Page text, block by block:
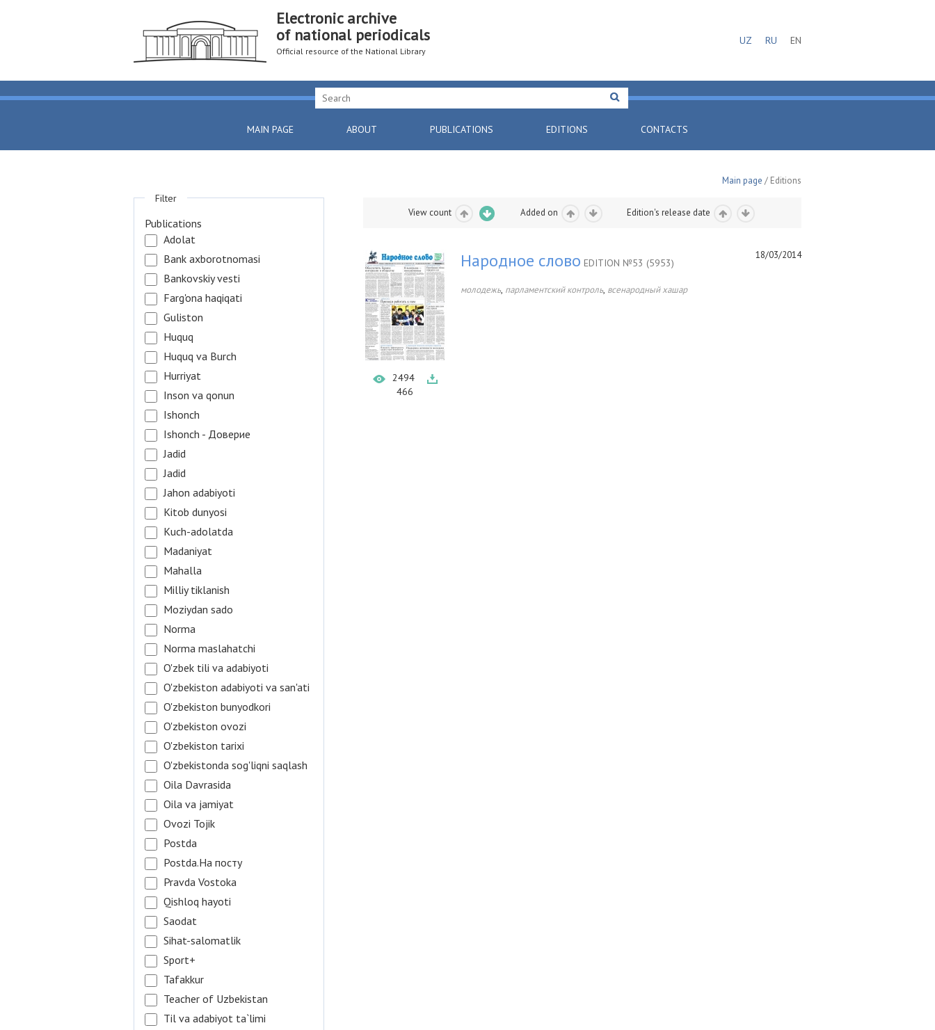
Electronic archive
of national periodicals
Official resource of the National Library
UZ RU EN
MAIN PAGE ABOUT PUBLICATIONS EDITIONS CONTACTS
Main page / Editions
View count Added on Edition's release date
2494
466
18/03/2014
Народное слово EDITION №53 (5953)
молодежь, парламентский контроль, всенародный хашар
Filter
Publications
Adolat
Bank axborotnomasi
Bankovskiy vesti
Farg'ona haqiqati
Guliston
Huquq
Huquq va Burch
Hurriyat
Inson va qonun
Ishonch
Ishonch - Доверие
Jadid
Jadid
Jahon adabiyoti
Kitob dunyosi
Kuch-adolatda
Madaniyat
Mahalla
Milliy tiklanish
Moziydan sado
Norma
Norma maslahatchi
O'zbek tili va adabiyoti
O'zbekiston adabiyoti va san'ati
O'zbekiston bunyodkori
O'zbekiston ovozi
O'zbekiston tarixi
O'zbekistonda sog'liqni saqlash
Oila Davrasida
Oila va jamiyat
Ovozi Tojik
Postda
Postda.На посту
Pravda Vostoka
Qishloq hayoti
Saodat
Sihat-salomatlik
Sport+
Tafakkur
Teacher of Uzbekistan
Til va adabiyot ta`limi